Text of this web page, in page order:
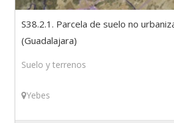
S38.2.1. Parcela de suelo no
(Guadalajara)
Suelo y terrenos
Yebes